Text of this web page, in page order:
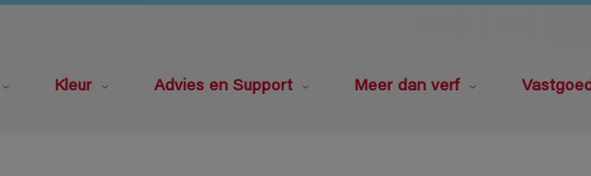
Kleur Advies en Support Meer dan verf Vastgoed